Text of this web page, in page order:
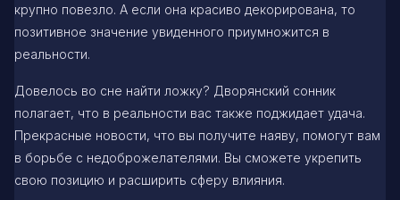
крупно повезло. А если она красиво декорирована, то
позитивное значение увиденного приумножится в
реальности.
Довелось во сне найти ложку? Дворянский сонник
полагает, что в реальности вас также поджидает удача.
Прекрасные новости, что вы получите наяву, помогут вам
в борьбе с недоброжелателями. Вы сможете укрепить
свою позицию и расширить сферу влияния.